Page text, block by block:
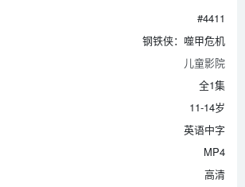
#4411
钢铁侠：噬甲危机
儿童影院
全1集
11-14岁
英语中字
MP4
高清